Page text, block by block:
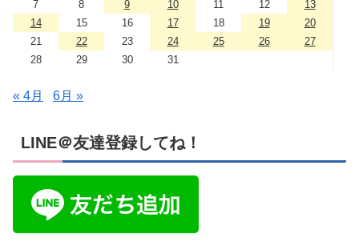
7 8 9 10 11 12
13
14
15 16 17 18 19
20
21
22 23 24 25 26
27
28
29 30 31
« 4月 6月 »
LINE＠友達登録してね！